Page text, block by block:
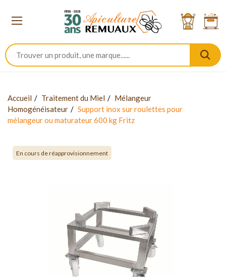
Accueil Traitement du Miel
Mélangeur
Homogénéisateur
Support inox sur roulettes pour
mélangeur ou maturateur 600 kg Fritz
En cours de réapprovisionnement